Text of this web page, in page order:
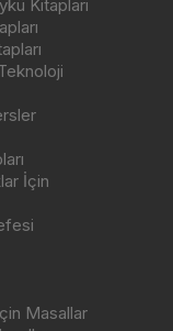
Kitapları
İçin
Masallar